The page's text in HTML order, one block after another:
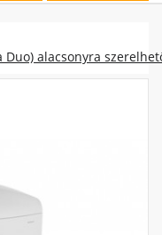
Duo) alacsonyra